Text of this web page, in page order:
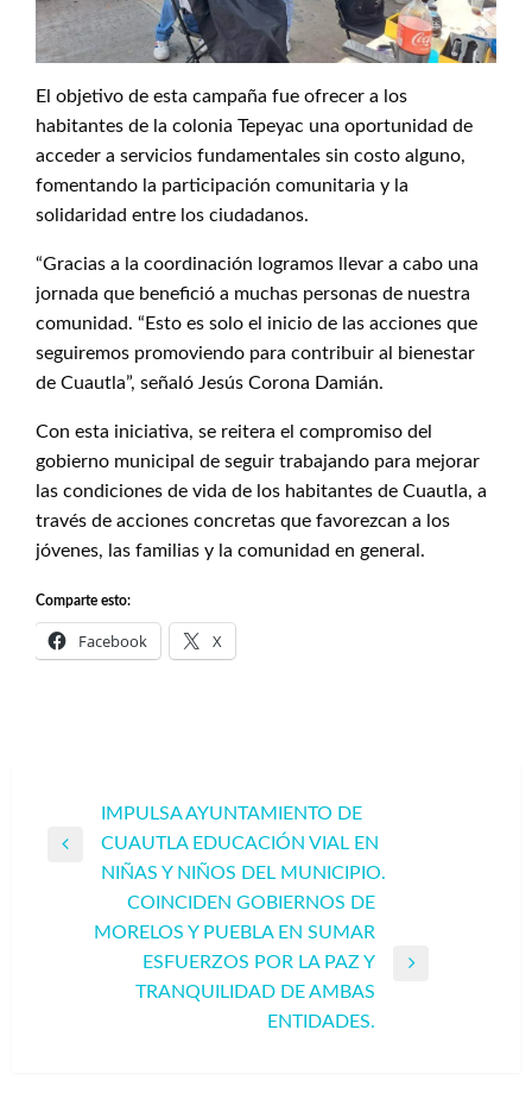
El objetivo de esta campaña fue ofrecer a los
habitantes de la colonia Tepeyac una oportunidad de
acceder a servicios fundamentales sin costo alguno,
fomentando la participación comunitaria y la
solidaridad entre los ciudadanos.
“Gracias a la coordinación logramos llevar a cabo una
jornada que benefició a muchas personas de nuestra
comunidad. “Esto es solo el inicio de las acciones que
seguiremos promoviendo para contribuir al bienestar
de Cuautla”, señaló Jesús Corona Damián.
Con esta iniciativa, se reitera el compromiso del
gobierno municipal de seguir trabajando para mejorar
las condiciones de vida de los habitantes de Cuautla, a
través de acciones concretas que favorezcan a los
jóvenes, las familias y la comunidad en general.
Comparte esto:
Facebook X
Navegación
de
entradas
IMPULSA AYUNTAMIENTO DE
CUAUTLA EDUCACIÓN VIAL EN
NIÑAS Y NIÑOS DEL MUNICIPIO.
COINCIDEN GOBIERNOS DE
MORELOS Y PUEBLA EN SUMAR
ESFUERZOS POR LA PAZ Y
TRANQUILIDAD DE AMBAS
ENTIDADES.